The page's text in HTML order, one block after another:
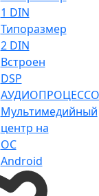
1 DIN
Типоразмер
2 DIN
Встроен
DSP
Мультимедийный
центр на
ОС
Android